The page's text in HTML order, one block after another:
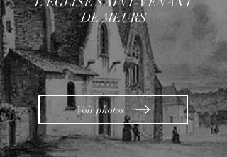
DE MEURS
Voir photos